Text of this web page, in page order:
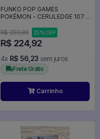
FUNKO POP GAMES
POKÉMON - CERULEDGE 1076
R$ 299,89
25% OFF
R$ 224,92
4x R$ 56,23 sem juros
Frete Grátis
Carrinho